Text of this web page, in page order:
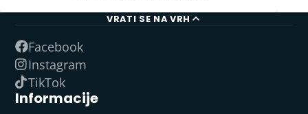
VRATI SE NA VRH
Facebook
Instagram
TikTok
Informacije